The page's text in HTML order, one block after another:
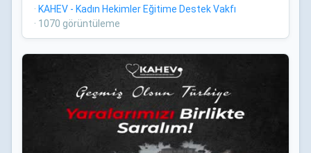
· KAHEV - Kadın Hekimler Eğitime Destek Vakfı
· 1070 görüntüleme